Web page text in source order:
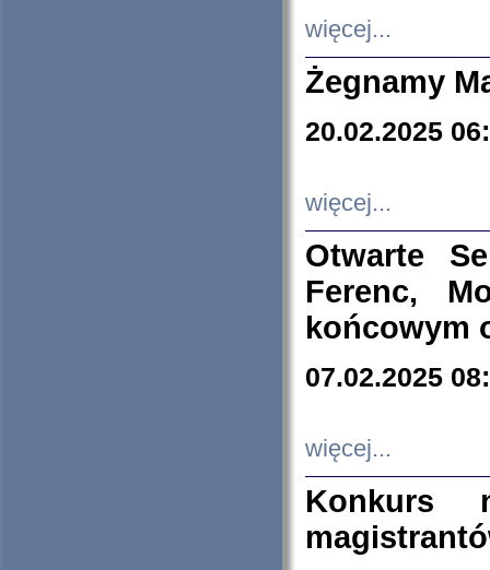
więcej...
Żegnamy
20.02.2025
więcej...
Otwarte
Ferenc,
końcowym
07.02.2025
więcej...
Konkurs